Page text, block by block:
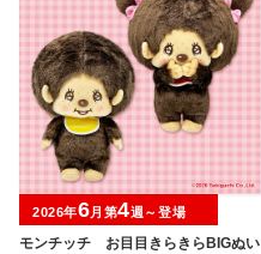
モンチッチ お目目きらきらBIGぬい
2026年6月第4週～登場